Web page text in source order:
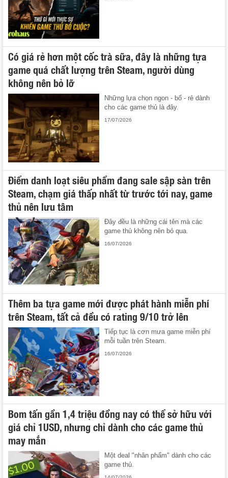
Có giá rẻ hơn một cốc trà sữa, đây là những tựa
game quá chất lượng trên Steam, người dùng
không nên bỏ lỡ
Những lựa chọn ngon - bổ - rẻ dành
cho các game thủ là đây.
17/07/2026
Điểm danh loạt siêu phẩm đang sale sập sàn trên
Steam, chạm giá thấp nhất từ trước tới nay, game
thủ nên lưu tâm
Đây đều là những cái tên mà các
game thủ không nên bỏ qua.
16/07/2026
Thêm ba tựa game mới được phát hành miễn phí
trên Steam, tất cả đều có rating 9/10 trở lên
Tiếp tục là cơn mưa game miễn phí
mỗi tuần trên Steam.
16/07/2026
Bom tấn gần 1,4 triệu đồng nay có thể sở hữu với
giá chỉ 1USD, nhưng chỉ dành cho các game thủ
may mắn
Một deal "nhân phẩm" dành cho các
game thủ.